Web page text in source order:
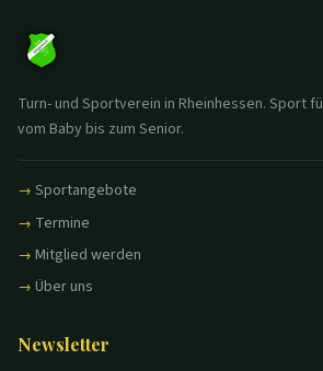
Turn- und Sportverein in Rheinhessen. Sport
vom Baby bis zum Senior.
Sportangebote
Termine
Mitglied werden
Über uns
Newsletter